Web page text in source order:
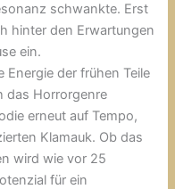
schwankte. Erst
hinter den Erwartungen
ein.
Energie der frühen Teile
das Horrorgenre
erneut auf Tempo,
Klamauk. Ob das
wird wie vor 25
für ein